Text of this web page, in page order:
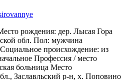
рождения: дер. Лысая Гора
обл. Пол: мужчина
происхождение: из
Профессия / место
больница Место
Заславльский р-н, х. Поповино